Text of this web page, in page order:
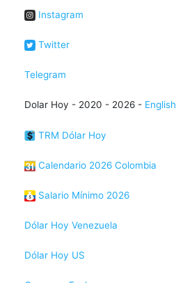
Instagram
Twitter
Telegram
Dolar Hoy - 2020 - 2026 - English
TRM Dólar Hoy
Calendario 2026 Colombia
Salario Mínimo 2026
Dólar Hoy Venezuela
Dólar Hoy US